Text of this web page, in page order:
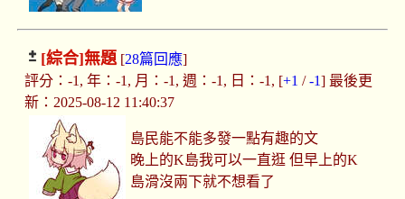
[綜合]無題[28篇回應]
評分：-1, 年：-1, 月：-1, 週：-1, 日：-1, [+1 /-1] 最後更
新：2025-08-12 11:40:37
島民能不能多發一點有趣的文
晚上的K島我可以一直逛 但早上的K
島滑沒兩下就不想看了